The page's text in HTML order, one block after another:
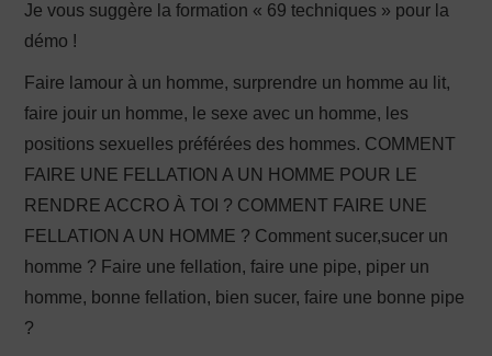
Je vous suggère la formation « 69 techniques » pour la
démo !
Faire lamour à un homme, surprendre un homme au lit,
faire jouir un homme, le sexe avec un homme, les
positions sexuelles préférées des hommes. COMMENT
FAIRE UNE FELLATION A UN HOMME POUR LE
RENDRE ACCRO À TOI ? COMMENT FAIRE UNE
FELLATION A UN HOMME ? Comment sucer,sucer un
homme ? Faire une fellation, faire une pipe, piper un
homme, bonne fellation, bien sucer, faire une bonne pipe
?